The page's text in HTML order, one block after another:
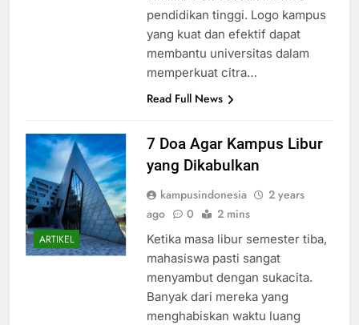
dimiliki oleh sebuah institusi
pendidikan tinggi. Logo kampus
yang kuat dan efektif dapat
membantu universitas dalam
ARTIKEL
7 Doa Agar Kampus Libur
yang Dikabulkan
kampusindonesia
Ketika masa libur semester tiba,
mahasiswa pasti sangat
menyambut dengan sukacita.
Banyak dari mereka yang